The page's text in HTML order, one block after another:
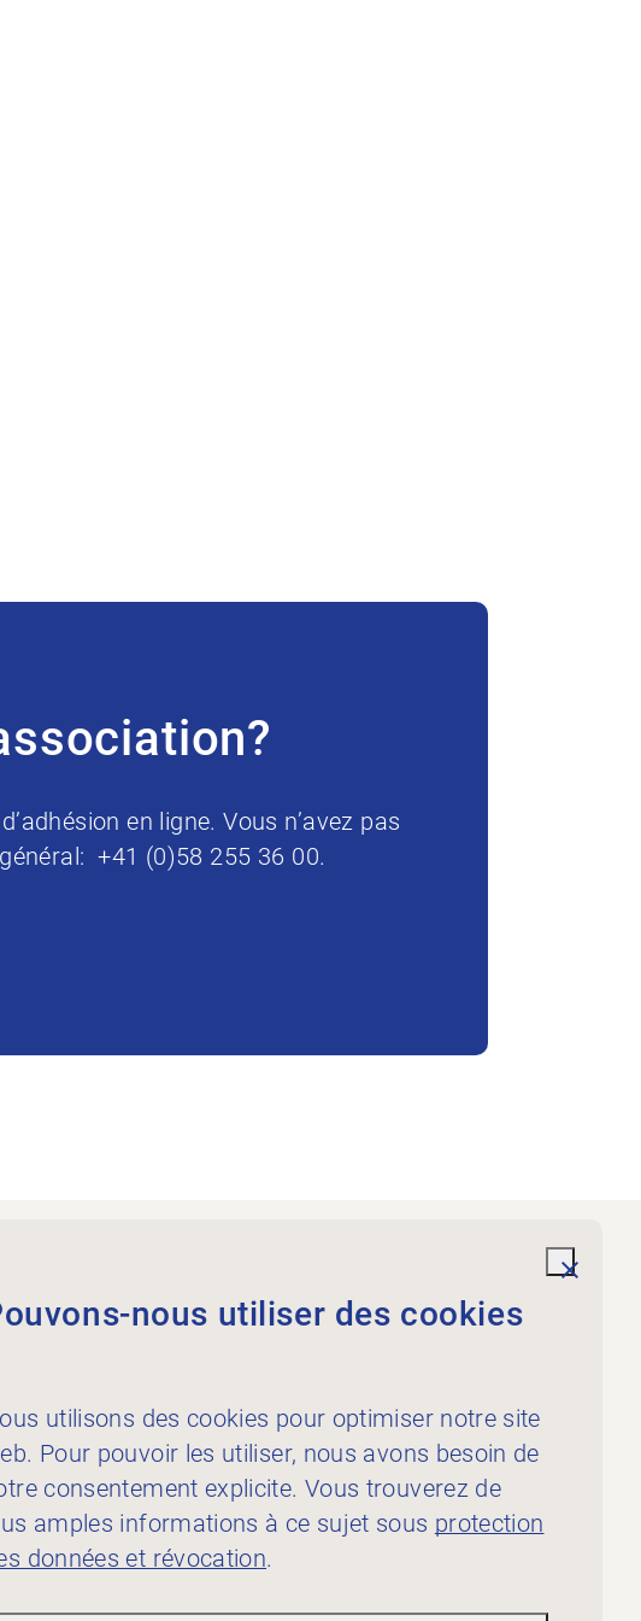
en ligne. Vous n’avez pas
+41 (0)58 255 36 00.
À l’intention des
publicateur·rice·s
protection des
nous utiliser des cookies
utilisons des cookies pour optimiser notre site
Pour pouvoir les utiliser, nous avons besoin de
consentement explicite. Vous trouverez de
amples informations à ce sujet sous protection
données et révocation.